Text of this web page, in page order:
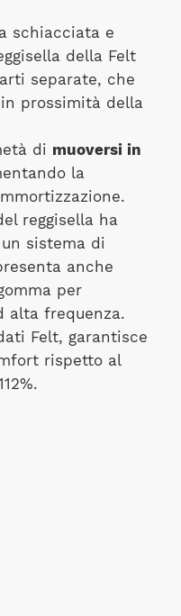
schiacciata e
della Felt
separate, che
prossimità della
di muoversi in
la
reggisella ha
sistema di
anche
per
alta frequenza.
Felt, garantisce
rispetto al